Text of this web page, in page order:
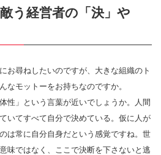
う経営者の「決」や
お尋ねしたいのですが、大きな組織のト
なモットーをお持ちなのですか。
性」という言葉が近いでしょうか。人間
いてすべて自分で決めている。仮に人が
は常に自分自身だという感覚ですね。世
味ではなく、ここで決断を下さないと逃